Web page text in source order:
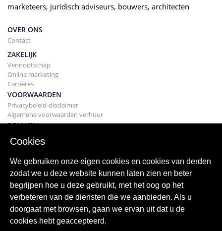
marketeers, juridisch adviseurs, bouwers, architecten
OVER ONS
Contact
ZAKELIJK
Vennootschap
Online marketing
Carrières
VOORWAARDEN
Privacybeleid-disclaimer
Algemene voorwaarden verhuur
BOUWEN
Projecten
Uw huis kopen
Verkopen
Hypotheek
Zoekservice
BLOGGEN
bloggen
Wereldwijde regio's
Cookies
We gebruiken onze eigen cookies en cookies van derden
zodat we u deze website kunnen laten zien en beter
begrijpen hoe u deze gebruikt, met het oog op het
verbeteren van de diensten die we aanbieden. Als u
doorgaat met browsen, gaan we ervan uit dat u de
cookies hebt geaccepteerd.